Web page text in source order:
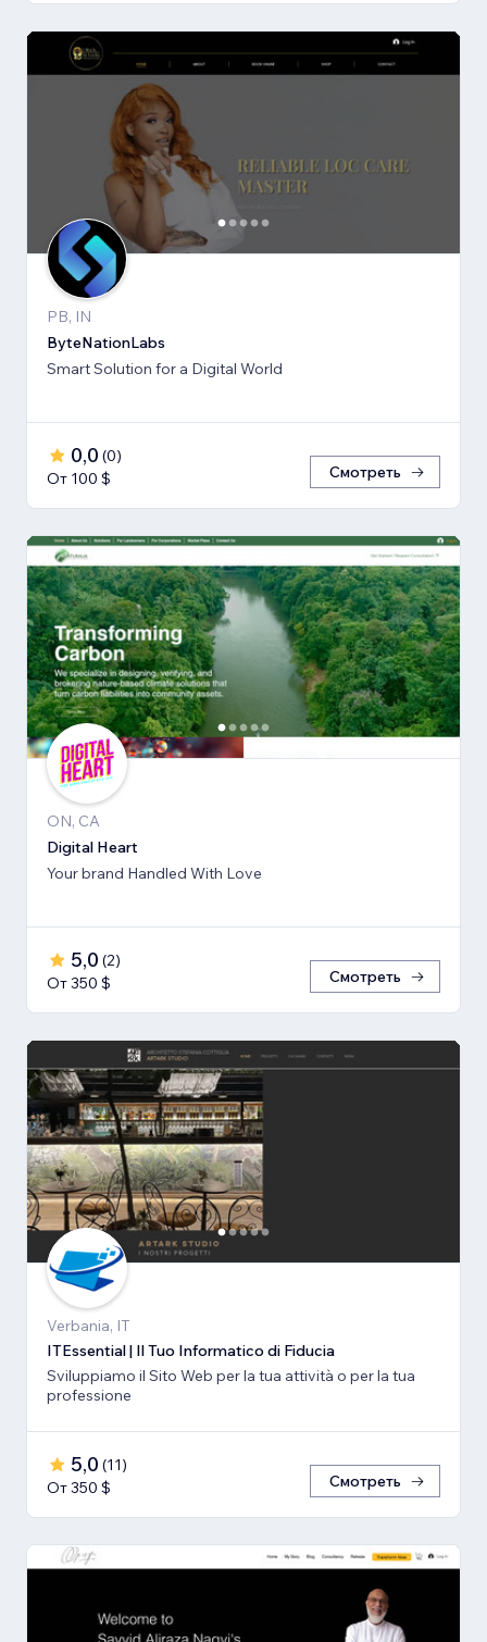
PB, IN
ByteNationLabs
Smart Solution for a Digital World
0,0 (0)
От 100 $
Смотреть
ON, CA
Digital Heart
Your brand Handled With Love
5,0 (2)
От 350 $
Смотреть
Verbania, IT
ITEssential | Il Tuo Informatico di Fiducia
Sviluppiamo il Sito Web per la tua attività o per la tua
professione
5,0 (11)
От 350 $
Смотреть